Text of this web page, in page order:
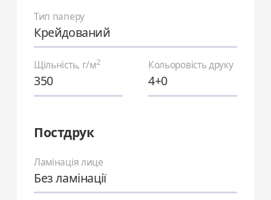
Тип паперу
Крейдований
Щільність, г/м2
350
Кольоровість друку
4+0
Постдрук
Ламінація лице
Без ламінації